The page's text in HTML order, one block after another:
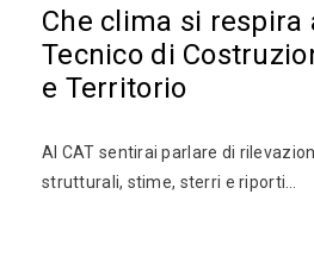
Che clima si respira
Tecnico di
e Territorio
Al CAT sentirai parlare di
strutturali, stime, sterri e riporti…